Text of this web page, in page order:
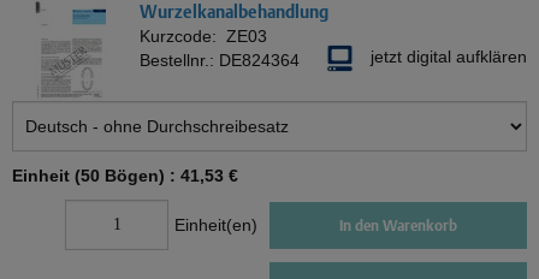
Wurzelkanalbehandlung
Kurzcode: ZE03
Bestellnr.: DE824364 jetzt digital aufklären
Einheit (50 Bögen) : 41,53 €
Einheit(en) In den Warenkorb